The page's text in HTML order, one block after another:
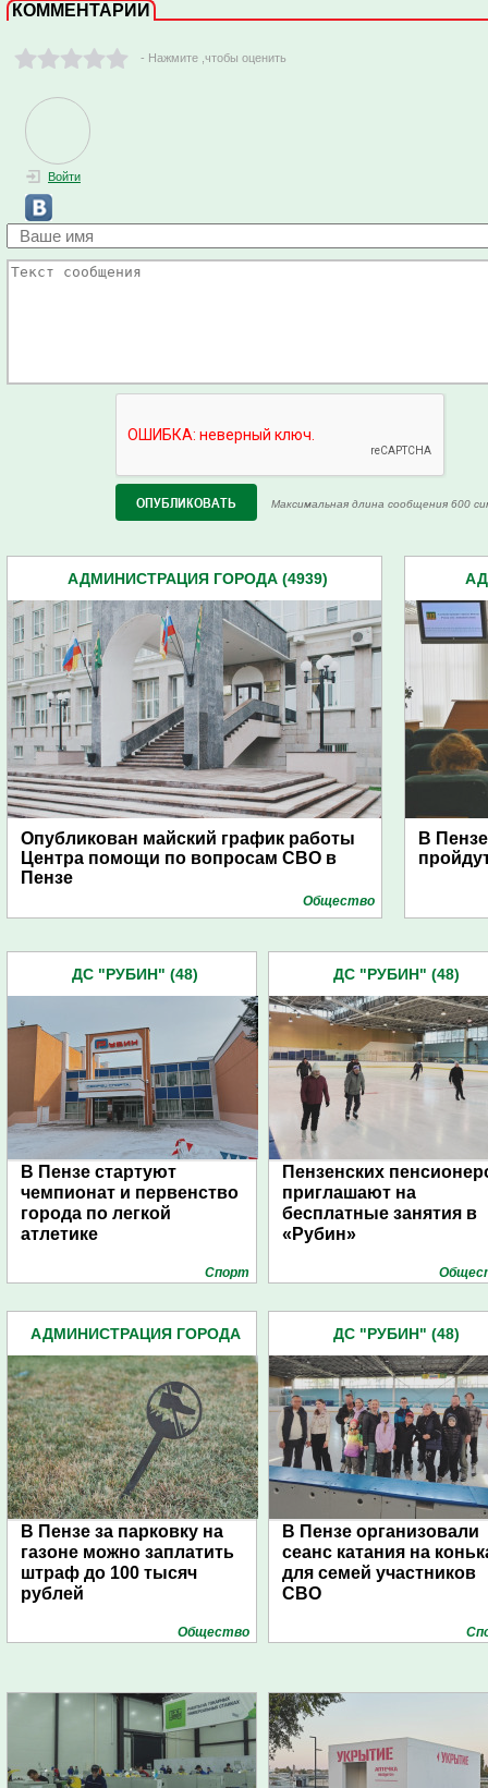
КОММЕНТАРИИ
- Нажмите ,чтобы оценить
Войти
Максимальная длина сообщения 600
АДМИНИСТРАЦИЯ ГОРОДА (4939)
Опубликован майский график работы
Центра помощи по вопросам СВО в
Пензе
Общество
В
ДС "РУБИН" (48)
В Пензе стартуют
чемпионат и первенство
города по легкой
атлетике
Спорт
ДС "РУБИН" (48)
Пензенских
приглашают на
бесплатные занятия в
«Рубин»
АДМИНИСТРАЦИЯ ГОРОДА
В Пензе за парковку на
газоне можно заплатить
штраф до 100 тысяч
рублей
Общество
ДС "РУБИН" (48)
В Пензе организовали
сеанс катания на
для семей участников
СВО